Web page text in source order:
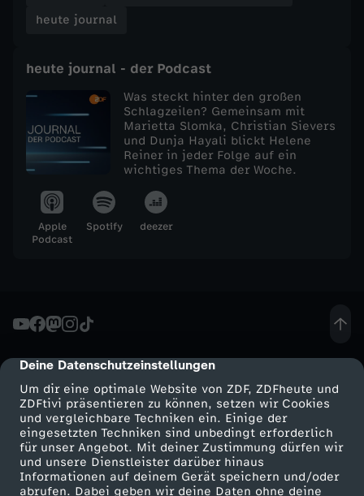
cmp-dialog-description
Deine Datenschutzeinstellungen
Um dir eine optimale Website von ZDF, ZDFheute und
ZDFtivi präsentieren zu können, setzen wir Cookies
und vergleichbare Techniken ein. Einige der
eingesetzten Techniken sind unbedingt erforderlich
für unser Angebot. Mit deiner Zustimmung dürfen wir
und unsere Dienstleister darüber hinaus
Informationen auf deinem Gerät speichern und/oder
abrufen. Dabei geben wir deine Daten ohne deine
o
u
n
l
m
2
8
.
F
heute journal
heute journal - der Podcast
Was steckt hinter den großen
Schlagzeilen? Gemeinsam mit
Marietta Slomka, Christian Sievers
und Dunja Hayali blickt Helene
Reiner in jeder Folge auf ein
wichtiges Thema der Woche.
Apple
Podcast
Spotify deezer
Mehr ZDF
ZDF-Apps
Service
ZDFmitreden